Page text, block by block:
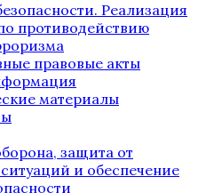
Реализация
противодействию
правовые акты
материалы
защита от
и обеспечение